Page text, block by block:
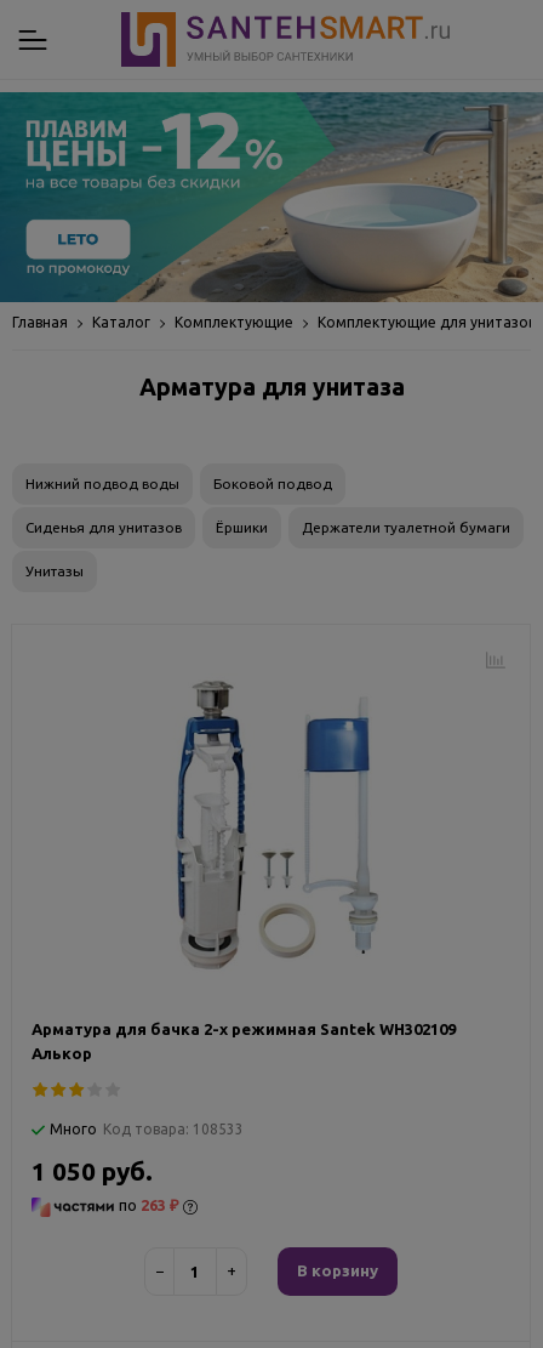
Главная Каталог Комплектующие Комплектующие для унитазов,
Арматура для унитаза
Нижний подвод воды Боковой подвод
Сиденья для унитазов Ёршики Держатели туалетной бумаги
Унитазы
Арматура для бачка 2-х режимная Santek WH302109
Алькор
Много Код товара: 108533
1 050 руб.
по 263 ₽
− + В корзину